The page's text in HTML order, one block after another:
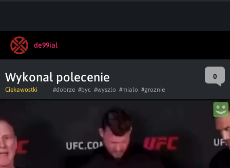
de99ial
Wykonał polecenie 0
Ciekawostki #dobrze #byc #wyszlo #mialo #groznie